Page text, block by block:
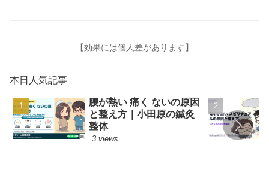
【効果には個人差があります】
本日人気記事
腰が熱い 痛く ないの原因
と整え方｜小田原の鍼灸
整体
3 views